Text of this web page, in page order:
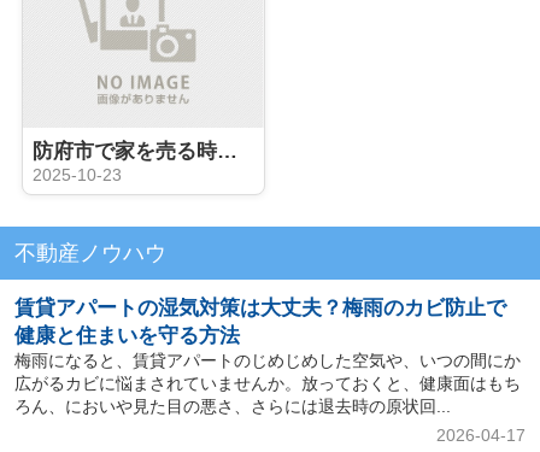
防府市で家を売る時の流れは？手順や進め方をやさしく解説
2025-10-23
不動産ノウハウ
賃貸アパートの湿気対策は大丈夫？梅雨のカビ防止で
健康と住まいを守る方法
梅雨になると、賃貸アパートのじめじめした空気や、いつの間にか
広がるカビに悩まされていませんか。放っておくと、健康面はもち
ろん、においや見た目の悪さ、さらには退去時の原状回...
2026-04-17